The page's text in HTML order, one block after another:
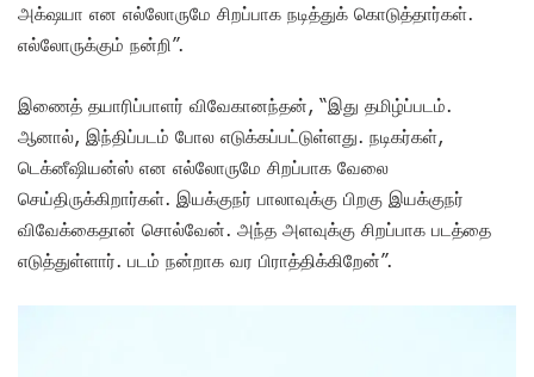
அக்‌ஷயா என எல்லோருமே சிறப்பாக நடித்துக் கொடுத்தார்கள்.
எல்லோருக்கும் நன்றி”.
இணைத் தயாரிப்பாளர் விவேகானந்தன், “இது தமிழ்ப்படம்.
ஆனால், இந்திப்படம் போல எடுக்கப்பட்டுள்ளது. நடிகர்கள்,
டெக்னீஷியன்ஸ் என எல்லோருமே சிறப்பாக வேலை
செய்திருக்கிறார்கள். இயக்குநர் பாலாவுக்கு பிறகு இயக்குநர்
விவேக்கைதான் சொல்வேன். அந்த அளவுக்கு சிறப்பாக படத்தை
எடுத்துள்ளார். படம் நன்றாக வர பிராத்திக்கிறேன்”.